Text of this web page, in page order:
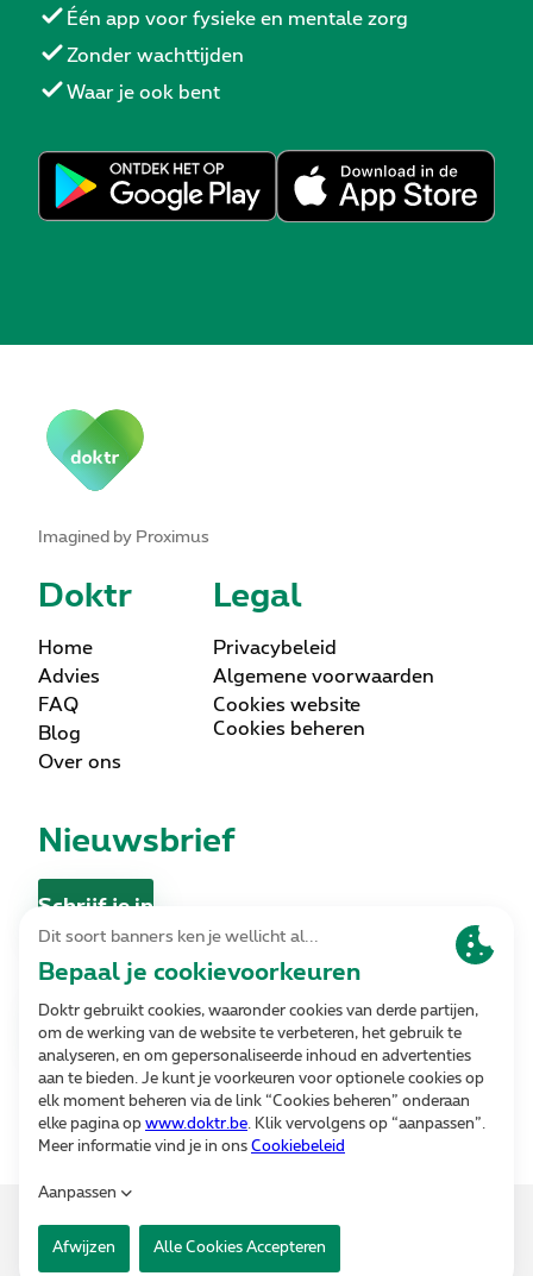
Één app voor fysieke en mentale zorg
Zonder wachttijden
Waar je ook bent
Imagined by Proximus
Doktr
Home
Advies
FAQ
Blog
Over ons
Legal
Privacybeleid
Algemene voorwaarden
Cookies website
Cookies beheren
Nieuwsbrief
Schrijf je in
Contact
Contacteer ons
Volg ons
v6296